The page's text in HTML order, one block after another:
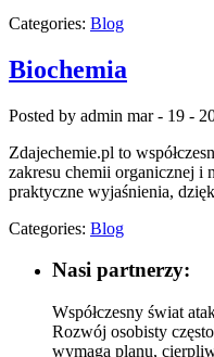
Categories: Blog
Biochemia
Posted by admin mar - 19 -
Zdajechemie.pl to
zakresu chemii organicznej i
praktyczne wyjaśnienia,
Categories: Blog
Nasi partnerzy:
Współczesny świat
Rozwój osobisty
wymaga planu,